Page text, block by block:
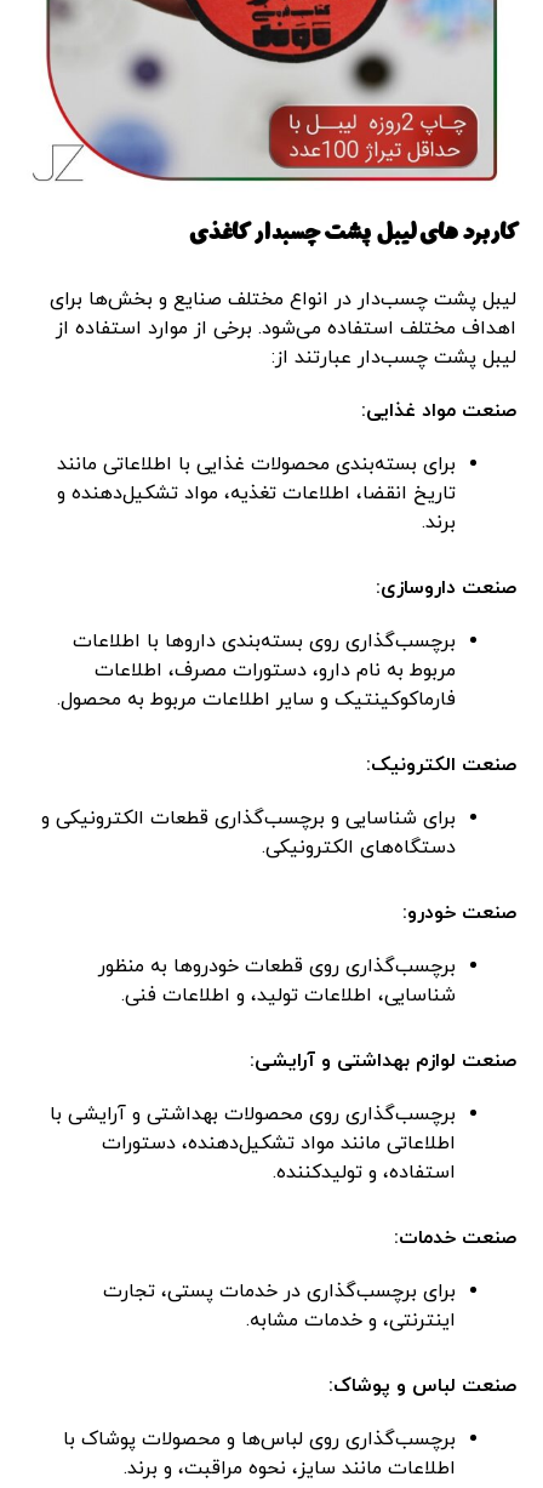
کاربرد های لیبل پشت چسبدار کاغذی
لیبل پشت چسب‌دار در انواع مختلف صنایع و بخش‌ها برای
اهداف مختلف استفاده می‌شود. برخی از موارد استفاده از
لیبل پشت چسب‌دار عبارتند از:
صنعت مواد غذایی:
برای بسته‌بندی محصولات غذایی با اطلاعاتی مانند
تاریخ انقضا، اطلاعات تغذیه، مواد تشکیل‌دهنده و
برند.
صنعت داروسازی:
برچسب‌گذاری روی بسته‌بندی داروها با اطلاعات
مربوط به نام دارو، دستورات مصرف، اطلاعات
فارماکوکینتیک و سایر اطلاعات مربوط به محصول.
صنعت الکترونیک:
برای شناسایی و برچسب‌گذاری قطعات الکترونیکی و
دستگاه‌های الکترونیکی.
صنعت خودرو:
برچسب‌گذاری روی قطعات خودروها به منظور
شناسایی، اطلاعات تولید، و اطلاعات فنی.
صنعت لوازم بهداشتی و آرایشی:
برچسب‌گذاری روی محصولات بهداشتی و آرایشی با
اطلاعاتی مانند مواد تشکیل‌دهنده، دستورات
استفاده، و تولیدکننده.
صنعت خدمات:
برای برچسب‌گذاری در خدمات پستی، تجارت
اینترنتی، و خدمات مشابه.
صنعت لباس و پوشاک:
برچسب‌گذاری روی لباس‌ها و محصولات پوشاک با
اطلاعات مانند سایز، نحوه مراقبت، و برند.